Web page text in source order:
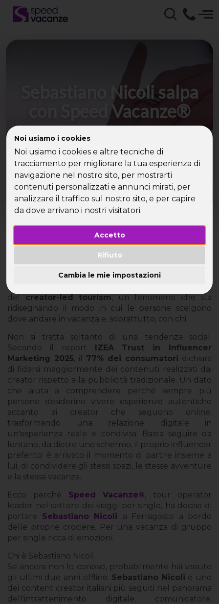
Noi usiamo i cookies
Noi usiamo i cookies e altre tecniche di
tracciamento per migliorare la tua esperienza di
navigazione nel nostro sito, per mostrarti
contenuti personalizzati e annunci mirati, per
analizzare il traffico sul nostro sito, e per capire
da dove arrivano i nostri visitatori.
Accetto
Rifiuto
Cambia le mie impostazioni
Sebastiano Nicoli salpa
con Speed Vacanze®
La crociera per single di Ferragosto avrà il suo
Cupido ufficiale
È iniziata un’era in cui i creator vivono in maniera
nuova il rapporto con la propria community. Finito il
tempo dei post sponsorizzati, delle foto in location
mozzafiato e dei "dm per saperne di più", è arrivato il
momento in cui gli influencer decidono di portare al
level up il contatto con i propri follower: è l’epoca
delcreator-led tourism, un fenomeno che sta
ridisegnando il modo in cui le persone scelgono
dove andare in vacanza e, soprattutto, con chi.
Non si tratta soltanto di una tendenza social.
Secondo il report IZEA Trust in Influencer
Marketing 2025, il 77% dei consumatori dichiara
di fidarsi maggiormente dei contenuti realizzati dai
creator rispetto alla pubblicità tradizionale. Un dato
che aiuta a comprendere perché sempre più
persone desiderino vivere esperienze autentiche
accanto ai creator che seguono online,
trasformando una relazione digitale in
un'esperienza reale e condivisa. Basta seguire da
lontano, da dietro uno schermo, il proprio influencer
preferito: è arrivato il momento di partire insieme a
lui, di condividere gli stessi spazi, le stesse avventure
e la stessa vacanza.
Ecco perché Speed Vacanze®, tour operator
leader nel settore dei viaggi per single, ha deciso di
portare Sebastiano Nicoli
a Ferragosto a bordo
delle proprie crociere. Per una vacanza di gruppo
per single ricca di emozioni.
Chi è Sebastiano Nicoli
Se ancora non lo conosci, probabilmente hai vissuto
gli ultimi due anni offline. Sebastiano Nicoli è uno
dei content creator italiani più seguiti nel panorama
dell'intrattenimento digitale: comunicatore,